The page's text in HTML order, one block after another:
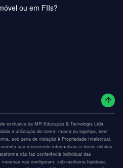
ou em FIIs?
exclusiva da MR Educação & Tecnologia Ltda.
a utilização do nome, marca ou logotipo, bem
sob pena de violação à Propriedade Intelectual.
são meramente informativas e foram obtidas
não faz conferência individual das
não configuram, sob nenhuma hipótese,